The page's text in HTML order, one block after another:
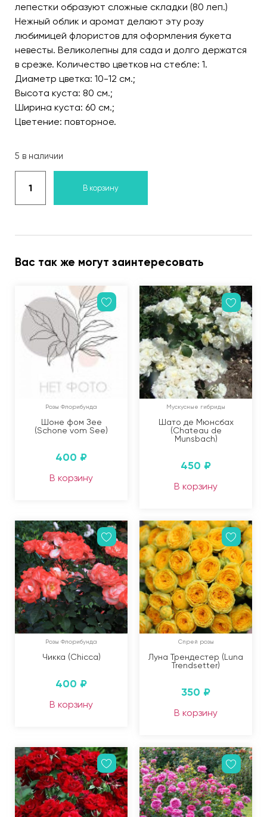
лепестки образуют сложные складки (80 леп.)
Нежный облик и аромат делают эту розу
любимицей флористов для оформления букета
невесты. Великолепны для сада и долго держатся
в срезке. Количество цветков на стебле: 1.
Диаметр цветка: 10-12 см.;
Высота куста: 80 см.;
Ширина куста: 60 см.;
Цветение: повторное.
5 в наличии
В корзину
Вас так же могут заинтересовать
Розы Флорибунда
Шоне фом Зее
(Schone vom See)
400 ₽
В корзину
Мускусные гибриды
Шато де Мюнсбах
(Chateau de
Munsbach)
450 ₽
В корзину
Розы Флорибунда
Чикка (Chicca)
400 ₽
В корзину
Спрей розы
Луна Трендестер (Luna
Trendsetter)
350 ₽
В корзину